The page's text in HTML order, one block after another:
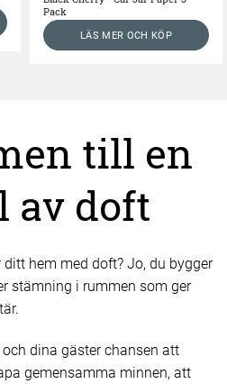
Pack
LÄS MER OCH KÖP
till en
av doft
hem med doft? Jo, du bygger
stämning i rummen som ger
dina gäster chansen att
gemensamma minnen, att